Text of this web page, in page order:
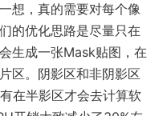
想，真的需要对每个像
的优化思路是尽量只在
生成一张Mask贴图，在
区。阴影区和非阴影区
在半影区才会去计算软